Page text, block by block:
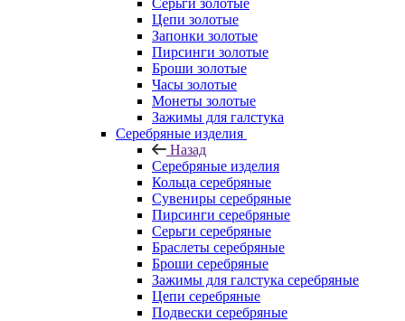
Серьги золотые
Цепи золотые
Запонки золотые
Пирсинги золотые
Броши золотые
Часы золотые
Монеты золотые
Зажимы для галстука
Серебряные изделия
Назад
Серебряные изделия
Кольца серебряные
Сувениры серебряные
Пирсинги серебряные
Серьги серебряные
Браслеты серебряные
Броши серебряные
Зажимы для галстука серебряные
Цепи серебряные
Подвески серебряные